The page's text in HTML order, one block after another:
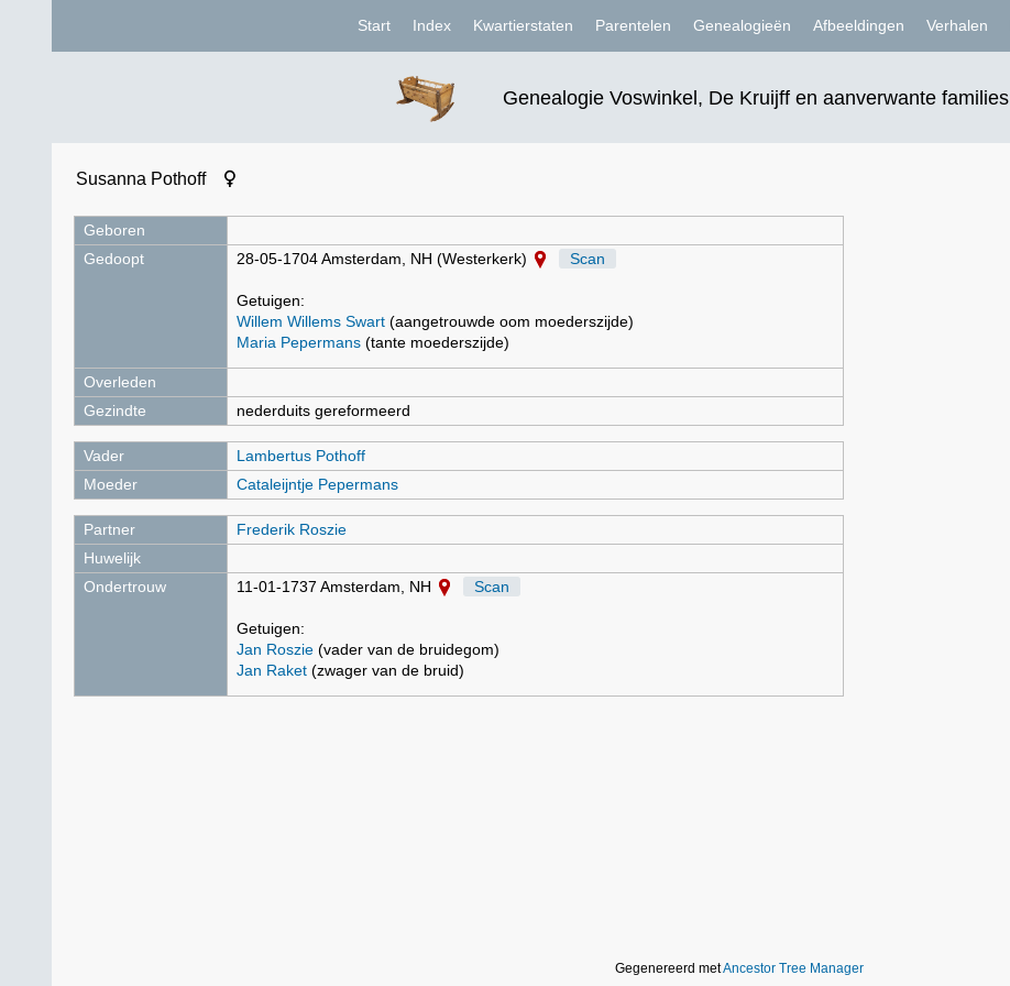
Genealogie Voswinkel, De Kruijff en aanverwante families
Start Index Kwartierstaten Parentelen Genealogieën Afbeeldingen Verhalen
Susanna Pothoff
Geboren
Gedoopt
28-05-1704 Amsterdam, NH (Westerkerk) Scan
Getuigen:
Willem Willems Swart (aangetrouwde oom moederszijde)
Maria Pepermans (tante moederszijde)
Overleden
Gezindte
nederduits gereformeerd
Vader
Lambertus Pothoff
Moeder
Cataleijntje Pepermans
Partner
Frederik Roszie
Huwelijk
Ondertrouw
11-01-1737 Amsterdam, NH Scan
Getuigen:
Jan Roszie (vader van de bruidegom)
Jan Raket (zwager van de bruid)
Gegenereerd metAncestor Tree Manager